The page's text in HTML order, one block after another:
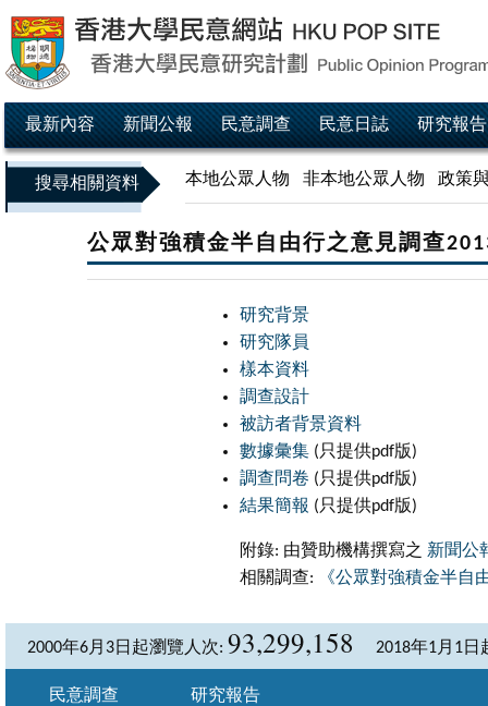
最新內容 新聞公報 民意調查 民意日誌 研究報告
搜尋相關資料 本地公眾人物 非本地公眾人物 政策
公眾對強積金半自由行之意見調查
研究背景
研究隊員
樣本資料
調查設計
被訪者背景資料
數據彙集 (只提供pdf版)
調查問卷 (只提供pdf版)
結果簡報 (只提供pdf版)
附錄: 由贊助機構撰寫之 新聞公
相關調查:
《公眾對強積金半自
2000年6月3日起瀏覽人次: 93,299,158 2018年1月1
民意調查 研究報告